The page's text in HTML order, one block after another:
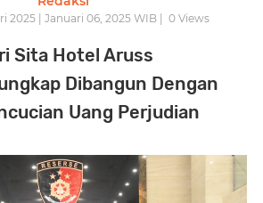
2025 | Januari 06, 2025 WIB | 0 Views
Sita Hotel Aruss
Dibangun Dengan
Uang Perjudian